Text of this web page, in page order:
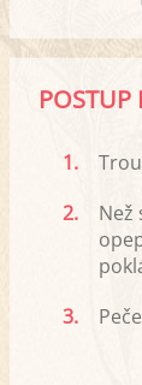
POSTUP
1.
2.
Než
3.